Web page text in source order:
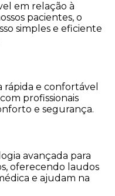
em relação à
pacientes, o
simples e eficiente
rápida e confortável
profissionais
e segurança.
avançada para
oferecendo laudos
e ajudam na